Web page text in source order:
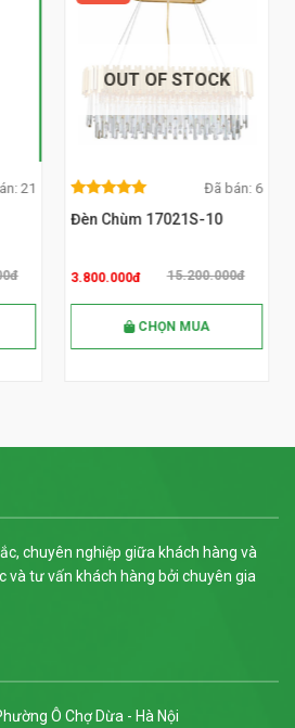
21
OUT OF STOCK
5.00out
of 5
5.00
out
of 5
Đã bán: 6
Đèn Chùm 17021S-10
15.200.000đ
3.800.000đ
CHỌN MUA
chuyên nghiệp giữa khách hàng và
và tư vấn khách hàng bởi chuyên gia
Ô Chợ Dừa - Hà Nội